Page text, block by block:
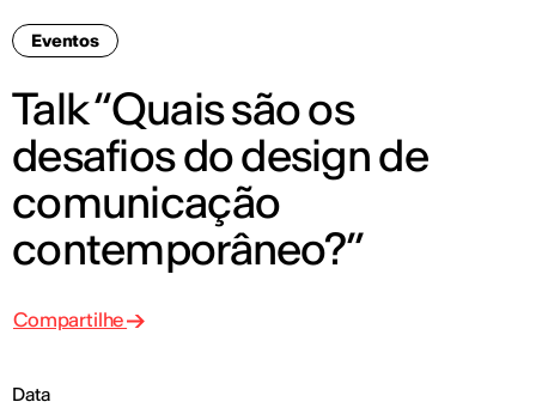
Eventos
Talk “Quais são os
desafios do design de
comunicação
contemporâneo?”
Data
Compartilhe